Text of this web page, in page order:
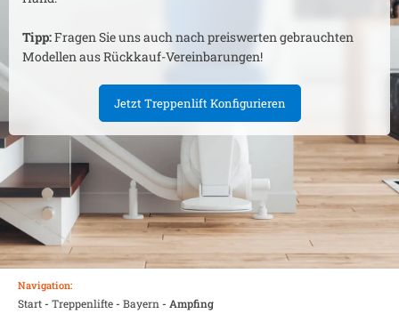
Tipp:Fragen Sie uns auch nach preiswerten gebrauchten
Modellen aus Rückkauf-Vereinbarungen!
Jetzt Treppenlift Konfigurieren
Navigation:
Start- Treppenlifte- Bayern - Ampfing